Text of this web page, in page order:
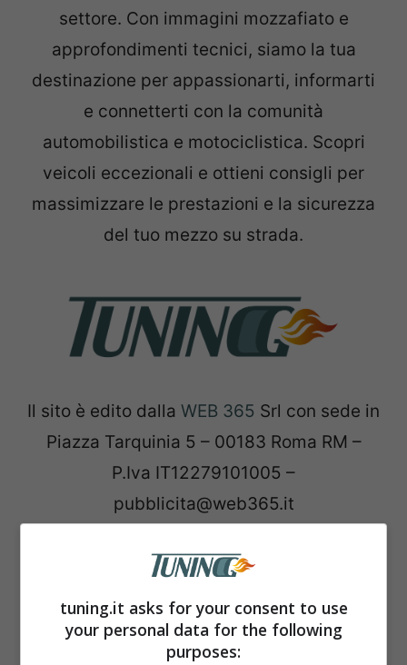
settore. Con immagini mozzafiato e
approfondimenti tecnici, siamo la tua
destinazione per appassionarti, informarti
e connetterti con la comunità
automobilistica e motociclistica. Scopri
veicoli eccezionali e ottieni consigli per
massimizzare le prestazioni e la sicurezza
del tuo mezzo su strada.
Il sito è edito dalla WEB 365 Srl con sede in
Piazza Tarquinia 5 – 00183 Roma RM –
P.Iva IT12279101005 –
pubblicita@web365.it
Siamo una dei principali player italiani nel
distinguiamo come uno dei più grandi
gruppi indipendenti, dedicato a fornire
tuning.it asks for your consent to use
your personal data for the following
purposes: